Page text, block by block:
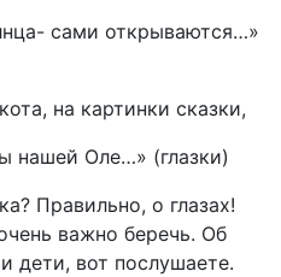
сами открываются…»
на картинки сказки,
Оле…» (глазки)
Правильно, о глазах!
важно беречь. Об
дети, вот послушаете.